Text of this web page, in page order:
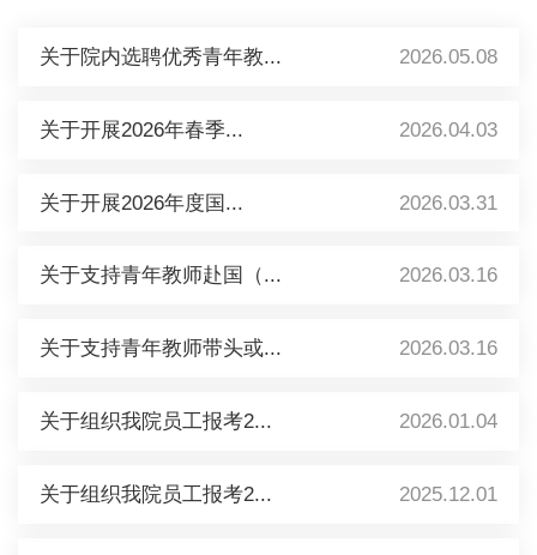
关于院内选聘优秀青年教... 2026.05.08
关于开展2026年春季... 2026.04.03
关于开展2026年度国... 2026.03.31
关于支持青年教师赴国（... 2026.03.16
关于支持青年教师带头或... 2026.03.16
关于组织我院员工报考2... 2026.01.04
关于组织我院员工报考2... 2025.12.01